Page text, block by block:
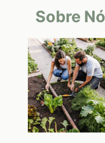
Sobre